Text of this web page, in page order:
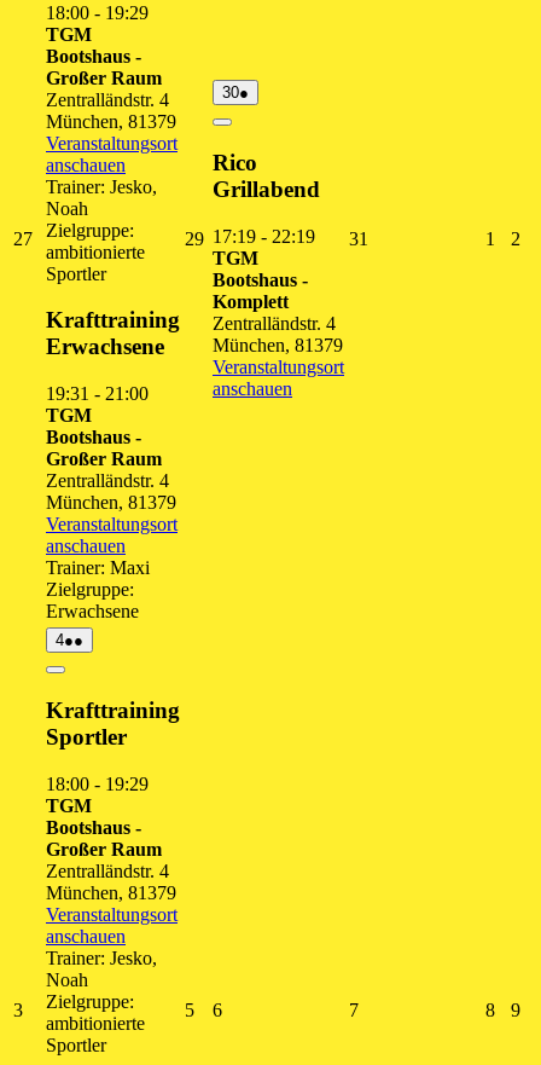
2727.
Juli
2026
18:00 - 19:29
TGM
Bootshaus -
Großer Raum
Zentralländstr. 4
München, 81379
Veranstaltungsort
anschauen
Trainer: Jesko,
Noah
Zielgruppe:
ambitionierte
Sportler
Krafttraining
Erwachsene
19:31 - 21:00
TGM
Bootshaus -
Großer Raum
Zentralländstr. 4
München, 81379
Veranstaltungsort
anschauen
Trainer: Maxi
Zielgruppe:
Erwachsene
2929.
Juli
2026
3030.
Juli
●
Veranstaltung)
Close
Rico
Grillabend
17:19 - 22:19
TGM
Bootshaus -
Komplett
Zentralländstr. 4
München, 81379
Veranstaltungsort
anschauen
31 1 2
33.
August
2026
44.
August
2026
●●
Veranstaltungen)
Close
Krafttraining
Sportler
18:00 - 19:29
TGM
Bootshaus -
Großer Raum
Zentralländstr. 4
München, 81379
Veranstaltungsort
anschauen
Trainer: Jesko,
Noah
Zielgruppe:
ambitionierte
Sportler
55.
66.
77.
88.
99.